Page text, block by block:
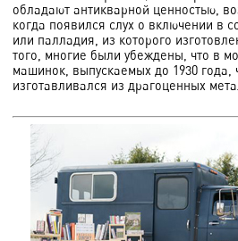
обладают антикварной ценностью,
когда появился слух о включении в
или палладия, из которого
того, многие были убеждены, что в
машинок, выпускаемых до 1930 года,
изготавливался из драгоценных